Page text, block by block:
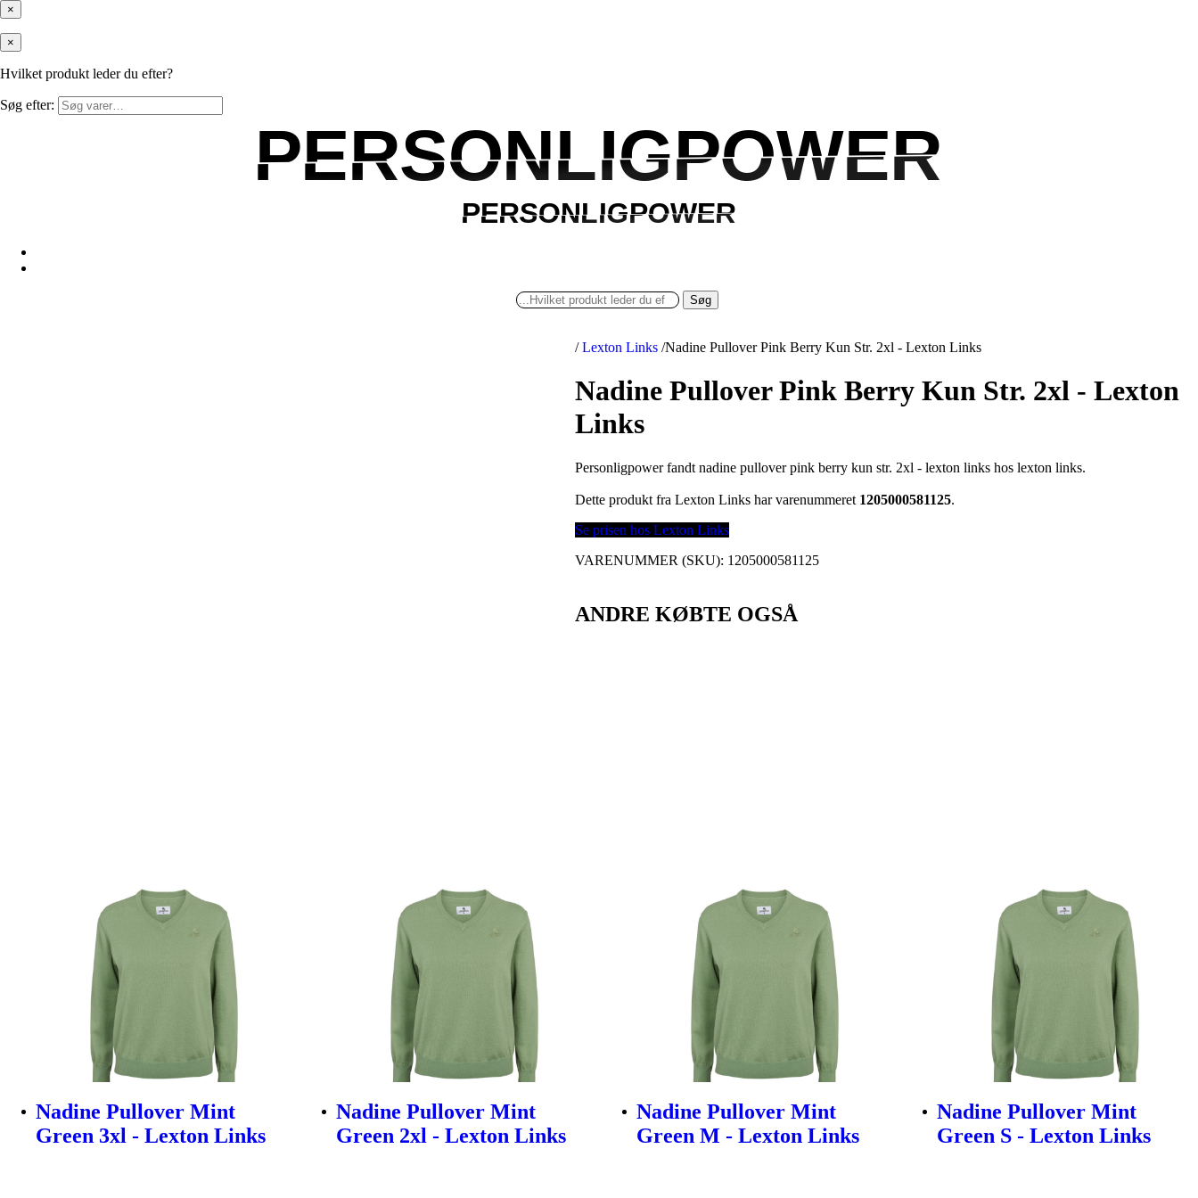
×
×
Hvilket produkt leder du efter?
Søg efter:
PERSONLIGPOWER
PERSONLIGPOWER
PERSONLIGPOWER
PERSONLIGPOWER
Søg
/ Lexton Links /Nadine Pullover Pink Berry Kun Str. 2xl - Lexton Links
Nadine Pullover Pink Berry Kun Str. 2xl - Lexton
Links
Personligpower fandt nadine pullover pink berry kun str. 2xl - lexton links hos lexton links.
Dette produkt fra Lexton Links har varenummeret 1205000581125.
Se prisen hos Lexton Links
VARENUMMER (SKU): 1205000581125
ANDRE KØBTE OGSÅ
Nadine Pullover Mint
Green 3xl - Lexton Links
Nadine Pullover Mint
Green 2xl - Lexton Links
Nadine Pullover Mint
Green M - Lexton Links
Nadine Pullover Mint
Green S - Lexton Links